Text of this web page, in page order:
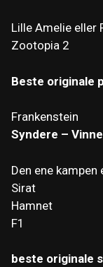
Lille Amelie eller
Zootopia 2
Beste originale
Frankenstein
Syndere –
Den ene
Sirat
Hamnet
F1
beste originale